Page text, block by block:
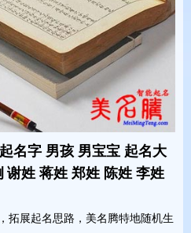
名字 男孩 男宝宝 起名大
谢姓 蒋姓 郑姓 陈姓 李姓
展起名思路，美名腾特地随机生